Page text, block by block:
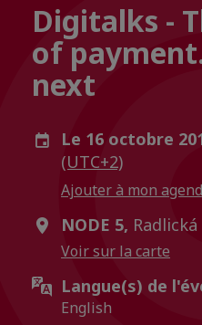
Digitalks -
of
next
Le 16 octobre
(UTC+2)
Ajouter à mon
NODE 5,
Voir sur la carte
Langue(s) de
English